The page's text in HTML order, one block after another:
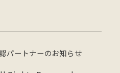
パートナーのお知らせ